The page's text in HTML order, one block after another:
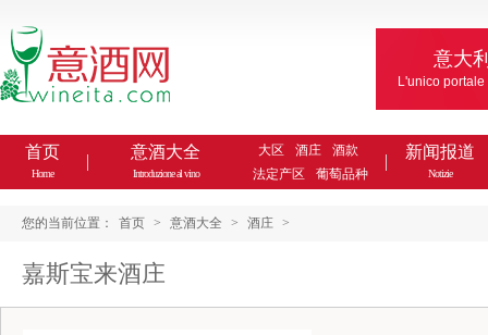
意大
L'unico
首页
Home
意酒大全
Introduzione al vino
大区 酒庄
酒款
法定产区
葡萄品种
新闻报道
Notizie
您的当前位置： 首页 > 意酒大全 > 酒庄 >
嘉斯宝来酒庄